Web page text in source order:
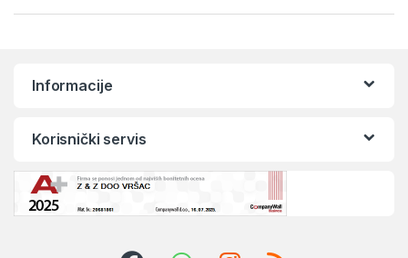
Informacije
Korisnički servis